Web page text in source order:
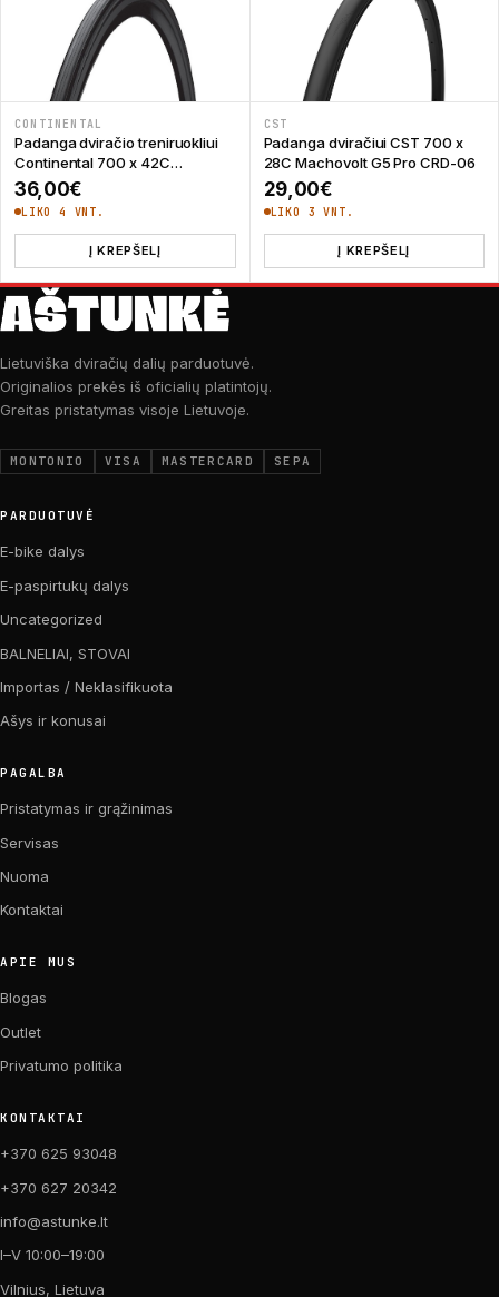
CONTINENTAL
Padanga dviračio treniruokliui
Continental 700 x 42C
Hometrainer II
36,00€
LIKO 4 VNT.
Į KREPŠELĮ
CST
Padanga dviračiui CST 700 x
28C Machovolt G5 Pro CRD-06
29,00€
LIKO 3 VNT.
Į KREPŠELĮ
Lietuviška dviračių dalių parduotuvė.
Originalios prekės iš oficialių platintojų.
Greitas pristatymas visoje Lietuvoje.
MONTONIO VISA MASTERCARD SEPA
PARDUOTUVĖ
E-bike dalys
E-paspirtukų dalys
Uncategorized
BALNELIAI, STOVAI
Importas / Neklasifikuota
Ašys ir konusai
PAGALBA
Pristatymas ir grąžinimas
Servisas
Nuoma
Kontaktai
APIE MUS
Blogas
Outlet
Privatumo politika
KONTAKTAI
+370 625 93048
+370 627 20342
info@astunke.lt
I–V 10:00–19:00
Vilnius, Lietuva